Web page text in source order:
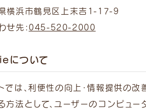
横浜市鶴見区上末吉1-17-9
せ先: 045-520-2000
について
では、利便性の向上・情報提供の
方法として、ユーザーのコンピュ